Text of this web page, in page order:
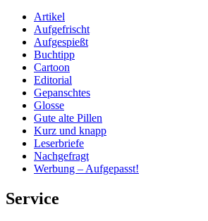
Artikel
Aufgefrischt
Aufgespießt
Buchtipp
Cartoon
Editorial
Gepanschtes
Glosse
Gute alte Pillen
Kurz und knapp
Leserbriefe
Nachgefragt
Werbung – Aufgepasst!
Service